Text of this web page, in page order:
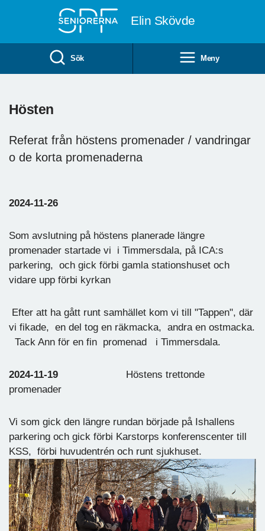
Elin Skövde
Sök Meny
Hösten
Referat från höstens promenader / vandringar
o de korta promenaderna
2024-11-26
Som avslutning på höstens planerade längre
promenader startade vi i Timmersdala, på ICA:s
parkering, och gick förbi gamla stationshuset och
vidare upp förbi kyrkan
Efter att ha gått runt samhället kom vi till "Tappen", där
vi fikade, en del tog en räkmacka, andra en ostmacka.
Tack Ann för en fin promenad i Timmersdala.
2024-11-19
Höstens trettonde
promenader
Vi som gick den längre rundan började på Ishallens
parkering och gick förbi Karstorps konferenscenter till
KSS, förbi huvudentrén och runt sjukhuset.